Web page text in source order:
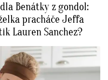
Benátky z gondol:
pracháče Jeffa
Lauren Sanchez?